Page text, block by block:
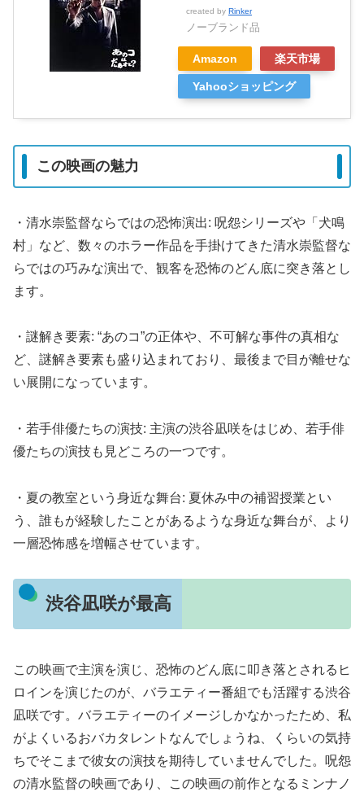
created by Rinker
ノーブランド品
Amazon 楽天市場
Yahooショッピング
この映画の魅力
・清水崇監督ならではの恐怖演出: 呪怨シリーズや「犬鳴
村」など、数々のホラー作品を手掛けてきた清水崇監督な
らではの巧みな演出で、観客を恐怖のどん底に突き落とし
ます。
・謎解き要素: “あのコ”の正体や、不可解な事件の真相な
ど、謎解き要素も盛り込まれており、最後まで目が離せな
い展開になっています。
・若手俳優たちの演技: 主演の渋谷凪咲をはじめ、若手俳
優たちの演技も見どころの一つです。
・夏の教室という身近な舞台: 夏休み中の補習授業とい
う、誰もが経験したことがあるような身近な舞台が、より
一層恐怖感を増幅させています。
渋谷凪咲が最高
この映画で主演を演じ、恐怖のどん底に叩き落とされるヒ
ロインを演じたのが、バラエティー番組でも活躍する渋谷
凪咲です。バラエティーのイメージしかなかったため、私
がよくいるおバカタレントなんでしょうね、くらいの気持
ちでそこまで彼女の演技を期待していませんでした。呪怨
の清水監督の映画であり、この映画の前作となるミンナノ